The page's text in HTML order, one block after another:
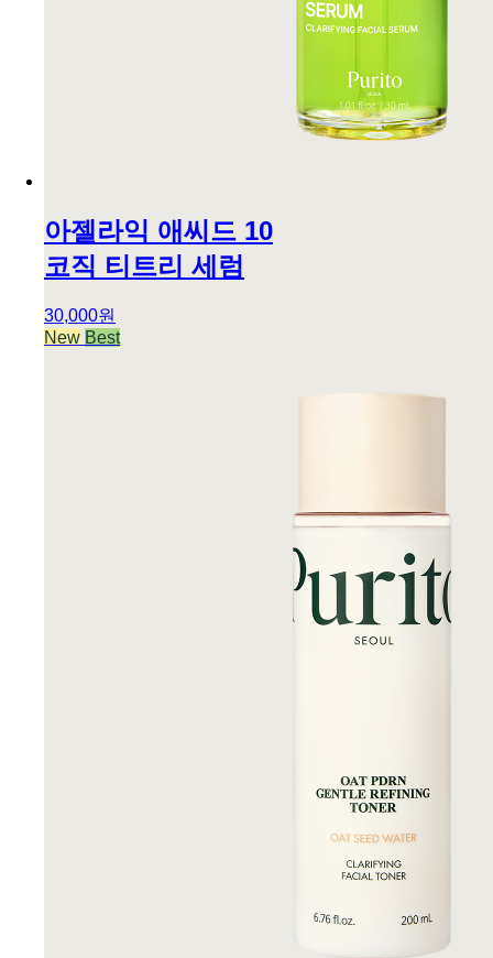
아젤라익 애씨드 10
코직 티트리 세럼
30,000원
New Best